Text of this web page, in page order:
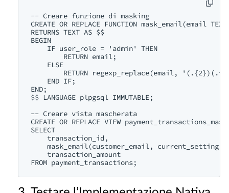
-- Creare funzione di masking
CREATE OR REPLACE FUNCTION mask_email(email
RETURNS TEXT AS $$
BEGIN
    IF user_role = 'admin' THEN
        RETURN email;
    ELSE
RETURN regexp_replace(email,
    END IF;
END;
$$ LANGUAGE plpgsql IMMUTABLE;
-- Creare vista mascherata
CREATE OR REPLACE VIEW
SELECT
    transaction_id,
mask_email(customer_email,
    transaction_amount